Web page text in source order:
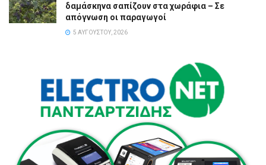
δαμάσκηνα σαπίζουν στα χωράφια – Σε
απόγνωση οι παραγωγοί
5 ΑΥΓΟΎΣΤΟΥ, 2026